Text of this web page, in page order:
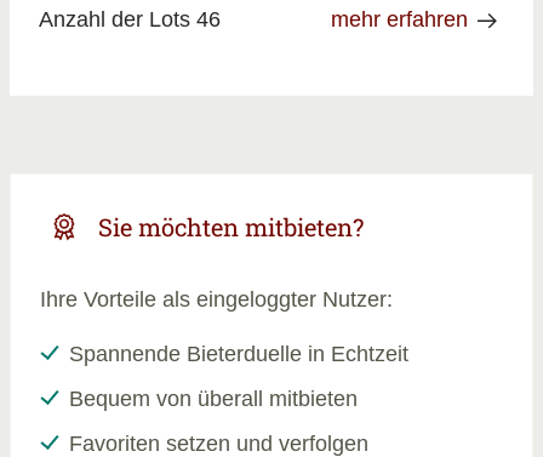
Anzahl der Lots 46 mehr erfahren
Sie möchten mitbieten?
Ihre Vorteile als eingeloggter Nutzer:
Spannende Bieterduelle in Echtzeit
Bequem von überall mitbieten
Favoriten setzen und verfolgen